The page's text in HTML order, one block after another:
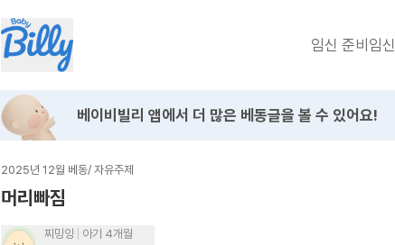
임신 준비임신
베이비빌리 앱에서 더 많은 베동글을 볼 수 있어요!
2025년 12월 베동/ 자유주제
머리빠짐
찌밍잉
아기 4개월